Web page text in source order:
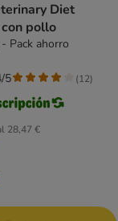
Diet
pollo
Pack ahorro
28,47 €
5 (12)